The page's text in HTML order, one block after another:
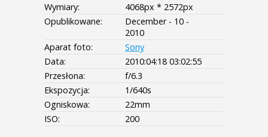
Wymiary:
4068px * 2572px
Opublikowane:
December - 10 -
2010
Aparat foto:
Sony
Data:
2010:04:18 03:02:55
Przesłona:
f/6.3
Ekspozycja:
1/640s
Ogniskowa:
22mm
ISO:
200